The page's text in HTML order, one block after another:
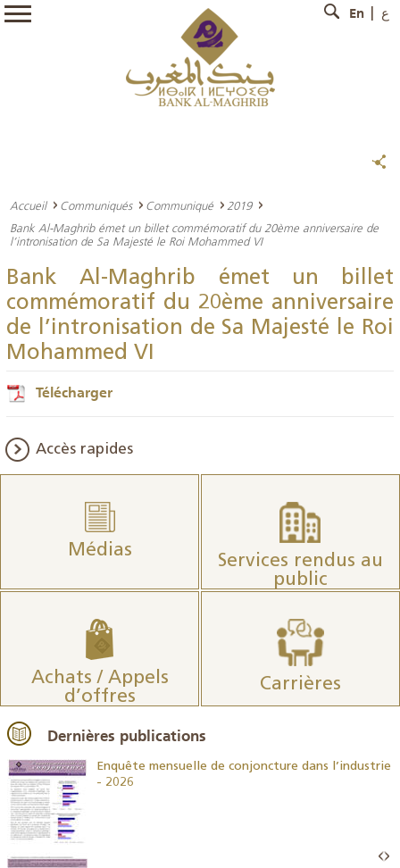
En ع
Accueil Communiqués Communiqué
2019
Bank Al-Maghrib émet un billet commémoratif du 20ème anniversaire de
l’intronisation de Sa Majesté le Roi Mohammed VI
Bank Al-Maghrib émet un billet
commémoratif du 20ème anniversaire
de l’intronisation de Sa Majesté le Roi
Mohammed VI
Télécharger
Accès rapides
Médias
Services rendus au
public
Achats / Appels
d’offres
Carrières
Dernières publications
Enquête mensuelle de conjoncture dans l’industrie
- 2026